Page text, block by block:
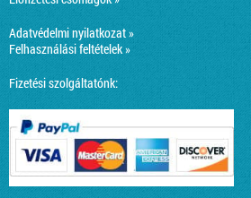
Adatvédelmi nyilatkozat »
Felhasználási feltételek »
Fizetési szolgáltatónk: